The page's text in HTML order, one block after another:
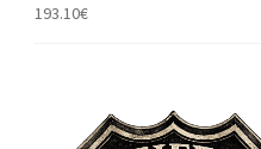
193.10€